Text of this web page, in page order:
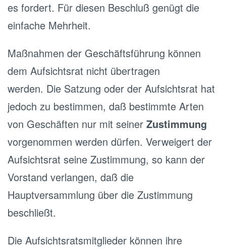
es fordert. Für diesen Beschluß genügt die
einfache Mehrheit.
Maßnahmen der Geschäftsführung können
dem Aufsichtsrat nicht übertragen
werden. Die Satzung oder der Aufsichtsrat hat
jedoch zu bestimmen, daß bestimmte Arten
von Geschäften nur mit seiner Zustimmung
vorgenommen werden dürfen. Verweigert der
Aufsichtsrat seine Zustimmung, so kann der
Vorstand verlangen, daß die
Hauptversammlung über die Zustimmung
beschließt.
Die Aufsichtsratsmitglieder können ihre